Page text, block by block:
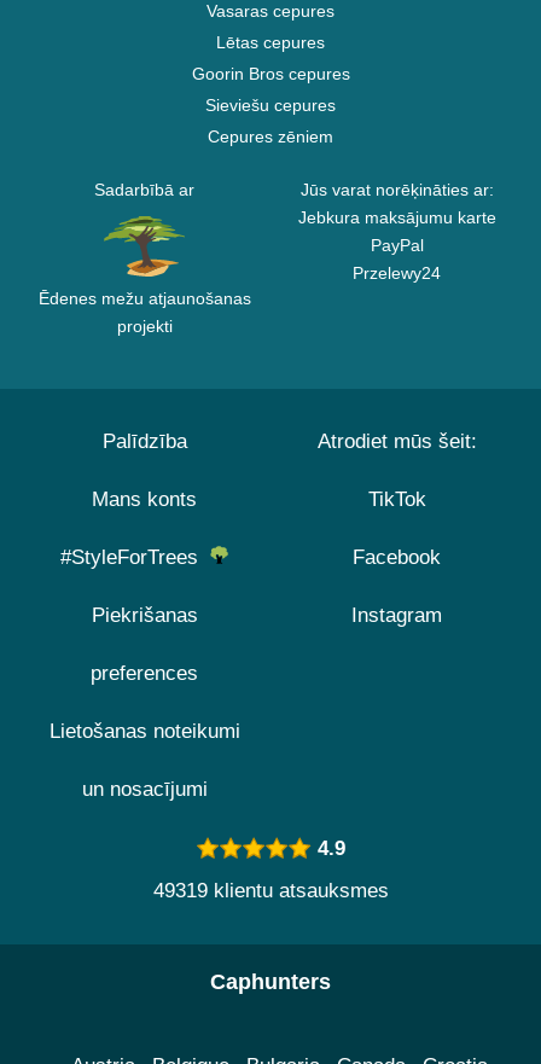
Vasaras cepures
Lētas cepures
Goorin Bros cepures
Sieviešu cepures
Cepures zēniem
Sadarbībā ar
Ēdenes mežu atjaunošanas
projekti
Jūs varat norēķināties ar:
Jebkura maksājumu karte
PayPal
Przelewy24
Palīdzība
Mans konts
#StyleForTrees
Piekrišanas
preferences
Lietošanas noteikumi
un nosacījumi
Atrodiet mūs šeit:
TikTok
Facebook
Instagram
4.9
49319 klientu atsauksmes
Caphunters